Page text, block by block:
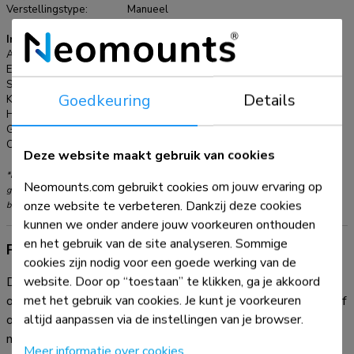
praktisch pull & release-systeem, waarmee je het scherm
snel en veilig kunt bevestigen en losmaken. Het is mogelijk
om de beugels te vergrendelen met een hangslot (niet
meegeleverd) voor extra schermbeveiliging. Voor eenvoudige
en effectieve opslag kan een optioneel verkrijgbaar AV-rek
worden geïnstalleerd aan de linker- of rechterkant van de
beugel.
Verstellingstype:
Manueel
Informatie
Artikelnummer:
WL30-750BL18P
EAN:
Serie:
Kleur:
Zwart
Hoofdmateriaal:
Garantie:
5 jaar
Certificering:
*NB. De vermelde inch-maten zijn slechts een indicatie, gecombineerd met het
gewicht en de VESA-maten. Het maximale gewicht en de VESA-maat zijn absolute
beperkingen voor de producten en dienen niet te worden overschreden.
Productinformatie
De Neomounts WL30-750BL18P LEVEL is de ultieme
oplossing voor het betrouwbaar monteren van een interactief
of zwaargewicht portrait beeldscherm tot 98" met een
maximale capaciteit van 100 kg. Deze heavy-duty
Goedkeuring Details
Deze website maakt gebruik van cookies
Neomounts.com gebruikt cookies om jouw ervaring op
onze website te verbeteren. Dankzij deze cookies
kunnen we onder andere jouw voorkeuren onthouden
en het gebruik van de site analyseren. Sommige
cookies zijn nodig voor een goede werking van de
website. Door op “toestaan” te klikken, ga je akkoord
met het gebruik van cookies. Je kunt je voorkeuren
altijd aanpassen via de instellingen van je browser.